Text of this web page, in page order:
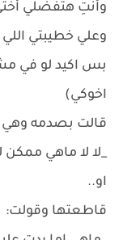
وأنتِ هتفضلي
وعلي خطيبتي
بس اكيد لو في
اخوكي)
قالت بصدمه وهي
_لا لا ماهي ممكن
او..
قاطعتها وقولت: